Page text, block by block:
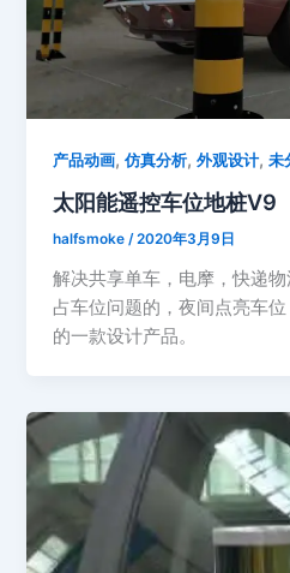
产品动画,仿真分析,外观设计,未
太阳能遥控车位地桩V9
halfsmoke /2020年3月9日
解决共享单车，电摩，快递
占车位问题的，夜间点亮车
的一款设计产品。